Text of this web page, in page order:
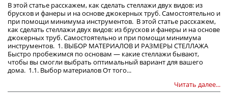
В этой статье расскажем, как сделать стеллажи двух видов: из
брусков и фанеры и на основе джокерных труб. Самостоятельно и
при помощи минимума инструментов. В этой статье расскажем,
как сделать стеллажи двух видов: из брусков и фанеры и на основе
джокерных труб. Самостоятельно и при помощи минимума
инструментов. 1. ВЫБОР МАТЕРИАЛОВ И РАЗМЕРЫ СТЕЛЛАЖА
Быстро пробежимся по основам — какие стеллажи бывают,
чтобы вы смогли выбрать оптимальный вариант для вашего
дома. 1.1. Выбор материалов От того...
Читать далее...